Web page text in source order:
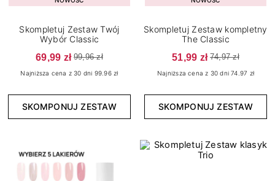
Skompletuj Zestaw Twój
Wybór Classic
69,99 zł 99,96 zł
Najniższa cena z 30 dni 99.96 zł
SKOMPONUJ ZESTAW
Skompletuj Zestaw kompletny
The Classic
51,99 zł 74,97 zł
Najniższa cena z 30 dni 74.97 zł
SKOMPONUJ ZESTAW